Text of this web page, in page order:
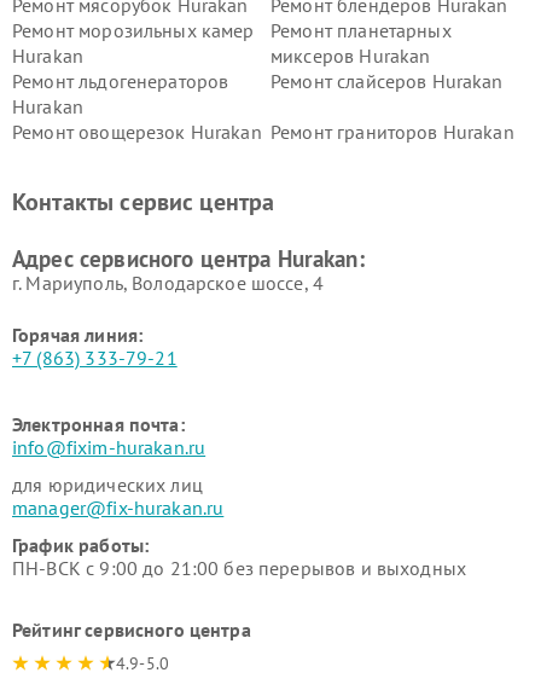
Ремонт мясорубок Hurakan
Ремонт блендеров Hurakan
Ремонт морозильных камер
Hurakan
Ремонт планетарных
миксеров Hurakan
Ремонт льдогенераторов
Hurakan
Ремонт слайсеров Hurakan
Ремонт овощерезок Hurakan Ремонт граниторов Hurakan
Hurakan
Контакты сервис центра
Адрес сервисного центра Hurakan:
г. Мариуполь, Володарское шоссе, 4
Горячая линия:
+7 (863) 333-79-21
Электронная почта:
info@fixim-hurakan.ru
для юридических лиц
manager@fix-hurakan.ru
График работы:
ПН-ВСК с 9:00 до 21:00 без перерывов и выходных
Рейтинг сервисного центра
4.9-5.0